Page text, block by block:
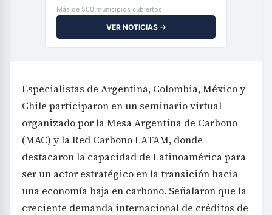
Más de 500 municipios cubiertos
VER NOTICIAS →
Especialistas de Argentina, Colombia, México y
Chile participaron en un seminario virtual
organizado por la Mesa Argentina de Carbono
(MAC) y la Red Carbono LATAM, donde
destacaron la capacidad de Latinoamérica para
ser un actor estratégico en la transición hacia
una economía baja en carbono. Señalaron que la
creciente demanda internacional de créditos de